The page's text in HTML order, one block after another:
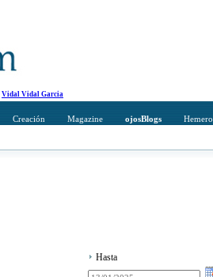
Vidal Vidal Garcia
Creación Magazine ojosBlogs
Hasta